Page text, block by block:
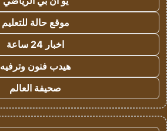
موقع حالة للتعليم
اخبار 24 ساعة
هيدب فنون وترفيه
صحيفة العالم